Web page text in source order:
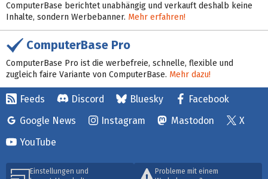
ComputerBase berichtet unabhängig und verkauft deshalb keine
Inhalte, sondern Werbebanner. Mehr erfahren!
ComputerBase Pro
ComputerBase Pro ist die werbefreie, schnelle, flexible und
zugleich faire Variante von ComputerBase. Mehr dazu!
Feeds Discord Bluesky
Facebook
Google News
Instagram Mastodon
X
YouTube
Einstellungen und
Probleme mit einem